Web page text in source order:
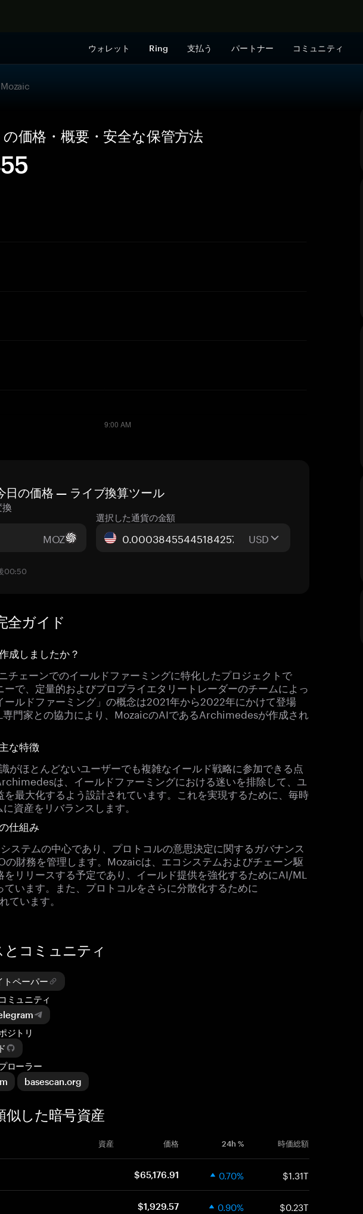
ウォレット Ring 支払う パートナー コミュニティ
Mozaic
価格・概要・安全な保管方法
日の価格 — ライブ換算ツール
MOZ
選択した通貨の金額
USD
00:50
全ガイド
成しましたか？
チェーンでのイールドファーミングに特化したプロジェクトで
で、定量的およびプロプライエタリートレーダーのチームによっ
ールドファーミング」の概念は2021年から2022年にかけて登場
門家との協力により、MozaicのAIであるArchimedesが作成され
な特徴
がほとんどないユーザーでも複雑なイールド戦略に参加できる点
は、イールドファーミングにおける迷いを排除して、ユ
最大化するよう設計されています。これを実現するために、毎時
資産をリバランスします。
仕組み
ステムの中心であり、プロトコルの意思決定に関するガバナンス
の財務を管理します。Mozaicは、エコシステムおよびチェーン駆
リリースする予定であり、イールド提供を強化するためにAI/ML
います。また、プロトコルをさらに分散化するために
います。
コミュニティ
トペーパー
ミュニティ
ジトリ
ローラー
basescan.org
似した暗号資産
資産 価格 24h % 時価総額
$65,176.91 0.70% $1.31T
$1,929.57 0.90% $0.23T